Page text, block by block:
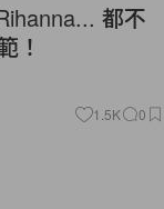
都不
！
1.5K 0